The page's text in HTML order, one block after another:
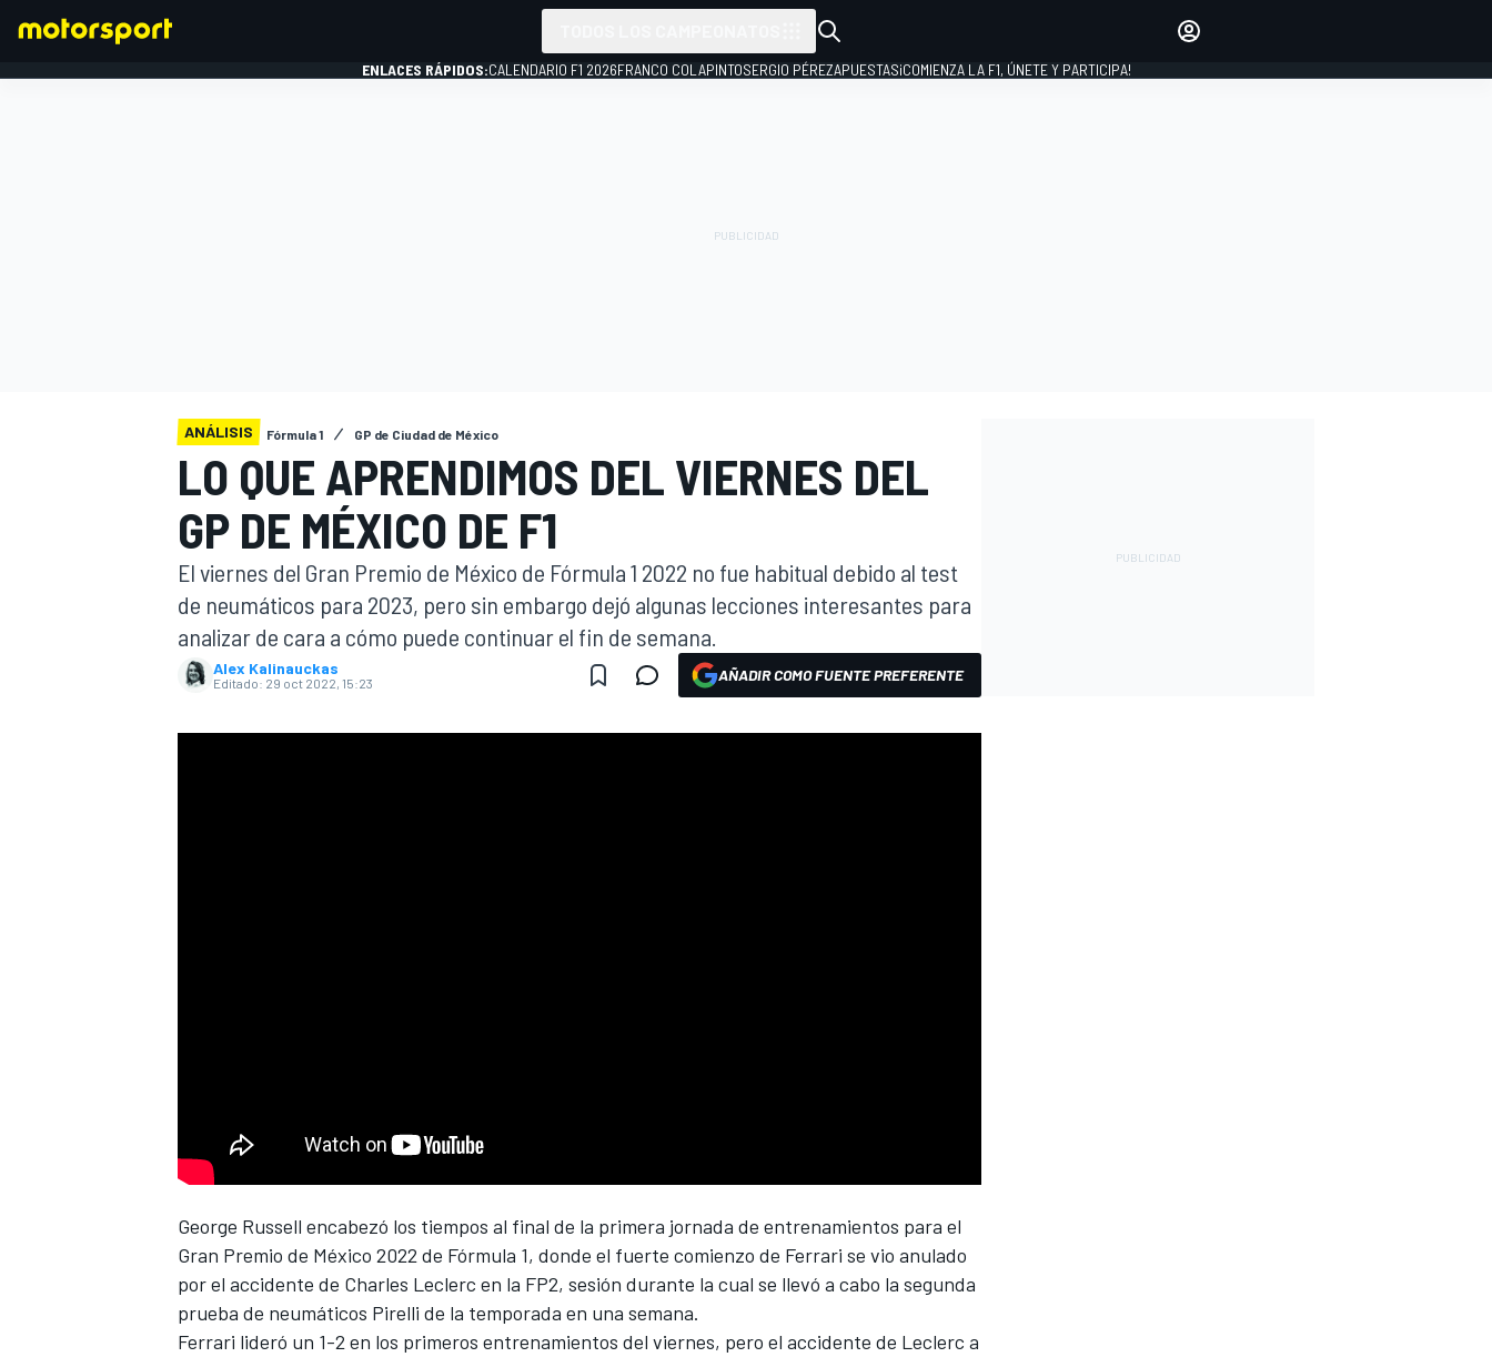
INDYCAR
INICIAR SESIÓN
ENLACES RÁPIDOS:CALENDARIO F1 2026FRANCO COLAPINTOSERGIO PÉREZAPUESTAS¡COMIENZA LA F1, ÚNETE Y PARTICIPA!
ANÁLISIS Fórmula 1 GP de Ciudad de México
LO QUE APRENDIMOS DEL VIERNES DEL
GP DE MÉXICO DE F1
El viernes del Gran Premio de México de Fórmula 1 2022 no fue habitual debido al test
de neumáticos para 2023, pero sin embargo dejó algunas lecciones interesantes para
analizar de cara a cómo puede continuar el fin de semana.
Alex Kalinauckas
Editado: 29 oct 2022, 15:23 AÑADIR COMO FUENTE PREFERENTE
George Russell encabezó los tiempos al final de la primera jornada de entrenamientos para el
Gran Premio de México 2022 de Fórmula 1, donde el fuerte comienzo de Ferrari se vio anulado
por el accidente de Charles Leclerc en la FP2, sesión durante la cual se llevó a cabo la segunda
prueba de neumáticos Pirelli de la temporada en una semana.
Ferrari lideró un 1-2 en los primeros entrenamientos del viernes, pero el accidente de Leclerc a